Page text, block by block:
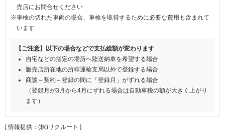
売店にお問合せください
※車検の切れた車両の場合、車検を取得するために必要な費用も含まれて
います
【ご注意】以下の場合などで支払総額が変わります
自宅などの指定の場所へ陸送納車を希望する場合
販売店所在地の所轄運輸支局以外で登録する場合
商談～契約～登録の間に「登録月」がずれる場合
（登録月が3月から4月にずれる場合は自動車税の額が大きく上がり
ます）
[ 情報提供：(株)リクルート ]